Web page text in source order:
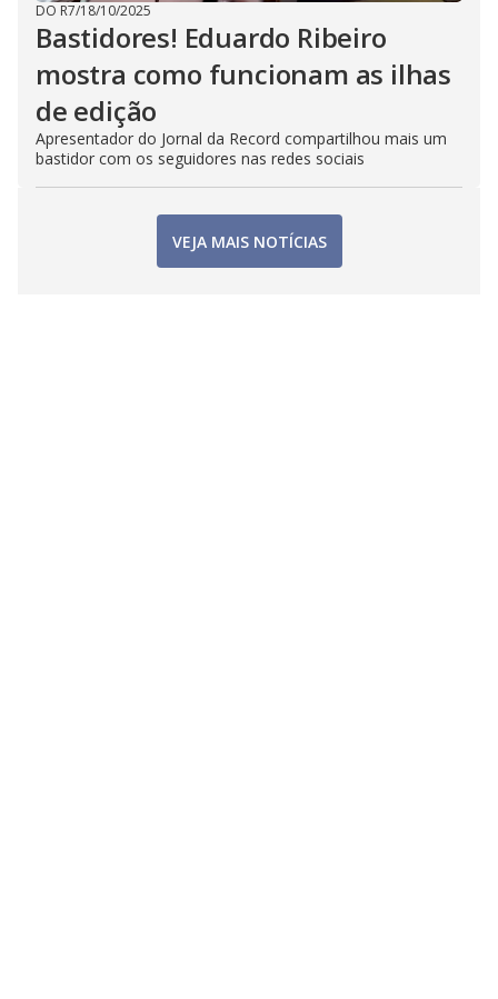
DO R7/18/10/2025
Bastidores! Eduardo Ribeiro
mostra como funcionam as ilhas
de edição
Apresentador do Jornal da Record compartilhou mais um
bastidor com os seguidores nas redes sociais
VEJA MAIS NOTÍCIAS